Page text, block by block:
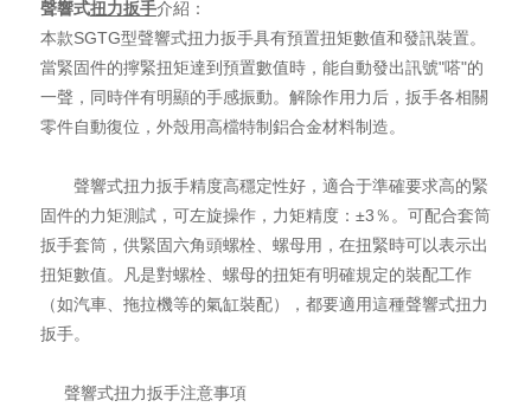
聲響式扭力扳手介紹：
本款SGTG型聲響式扭力扳手具有預置扭矩數值和發訊裝置。
當緊固件的擰緊扭矩達到預置數值時，能自動發出訊號"嗒"的
一聲，同時伴有明顯的手感振動。解除作用力后，扳手各相關
零件自動復位，外殼用高檔特制鋁合金材料制造。
聲響式扭力扳手精度高穩定性好，適合于準確要求高的緊
固件的力矩測試，可左旋操作，力矩精度：±3％。可配合套筒
扳手套筒，供緊固六角頭螺栓、螺母用，在扭緊時可以表示出
扭矩數值。凡是對螺栓、螺母的扭矩有明確規定的裝配工作
（如汽車、拖拉機等的氣缸裝配），都要適用這種聲響式扭力
扳手。
聲響式扭力扳手注意事項